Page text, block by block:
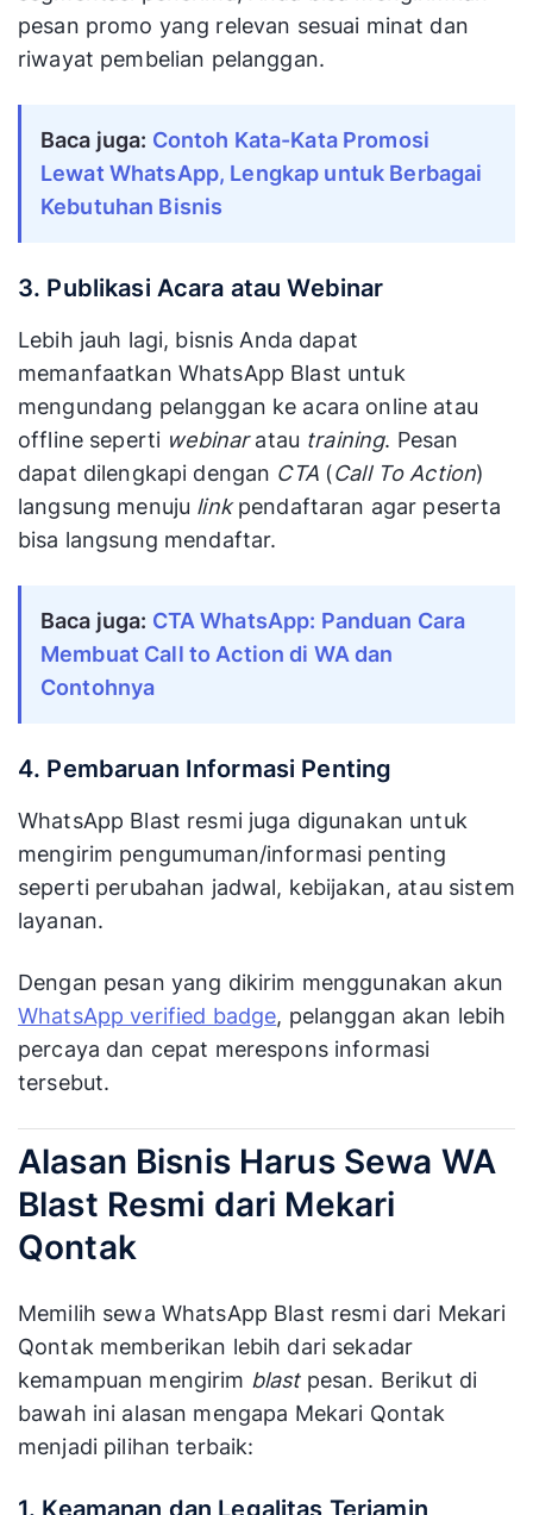
pesan promo yang relevan sesuai minat dan
riwayat pembelian pelanggan.
Baca juga: Contoh Kata-Kata Promosi
Lewat WhatsApp, Lengkap untuk Berbagai
Kebutuhan Bisnis
3. Publikasi Acara atau Webinar
Lebih jauh lagi, bisnis Anda dapat
memanfaatkan WhatsApp Blast untuk
mengundang pelanggan ke acara online atau
offline seperti webinaratau training. Pesan
dapat dilengkapi dengan CTA (Call To Action)
langsung menuju linkpendaftaran agar peserta
bisa langsung mendaftar.
Baca juga: CTA WhatsApp: Panduan Cara
Membuat Call to Action di WA dan
Contohnya
4. Pembaruan Informasi Penting
WhatsApp Blast resmi juga digunakan untuk
mengirim pengumuman/informasi penting
seperti perubahan jadwal, kebijakan, atau sistem
layanan.
Dengan pesan yang dikirim menggunakan akun
WhatsApp verified badge, pelanggan akan lebih
percaya dan cepat merespons informasi
tersebut.
Alasan Bisnis Harus Sewa WA
Blast Resmi dari Mekari
Qontak
Memilih sewa WhatsApp Blast resmi dari Mekari
Qontak memberikan lebih dari sekadar
kemampuan mengirim blastpesan. Berikut di
bawah ini alasan mengapa Mekari Qontak
menjadi pilihan terbaik:
1. Keamanan dan Legalitas Terjamin